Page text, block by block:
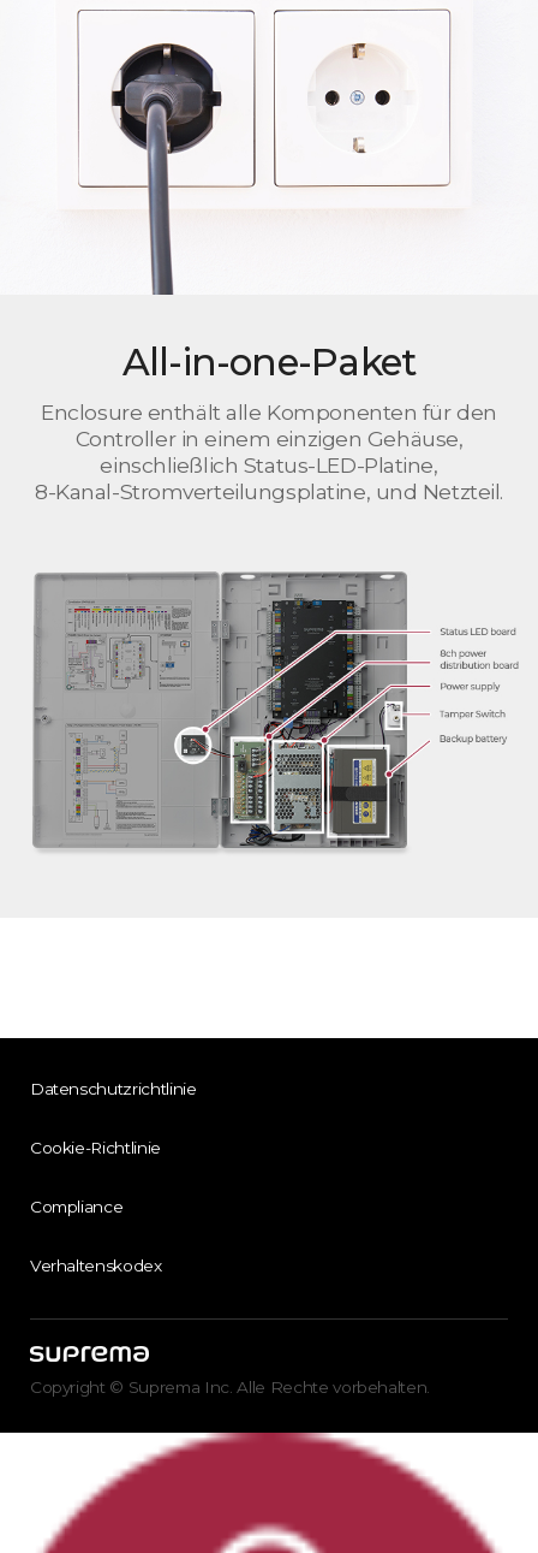
All-in-one-Paket
Enclosure enthält alle Komponenten für den
Controller in einem einzigen Gehäuse,
einschließlich Status-LED-Platine,
8-Kanal-Stromverteilungsplatine, und Netzteil.
Datenschutzrichtlinie
Cookie-Richtlinie
Compliance
Verhaltenskodex
Copyright © Suprema Inc. Alle Rechte vorbehalten.